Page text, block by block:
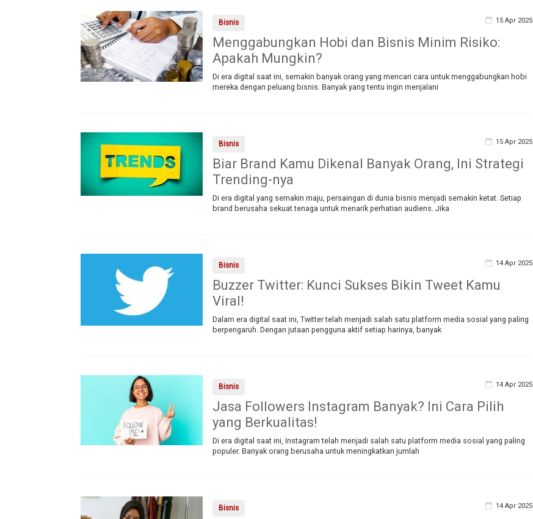
Bisnis 15 Apr 2025
Menggabungkan Hobi dan Bisnis Minim Risiko:
Apakah Mungkin?
Di era digital saat ini, semakin banyak orang yang mencari cara untuk menggabungkan hobi
mereka dengan peluang bisnis. Banyak yang tentu ingin menjalani
Bisnis 15 Apr 2025
Biar Brand Kamu Dikenal Banyak Orang, Ini Strategi
Trending-nya
Di era digital yang semakin maju, persaingan di dunia bisnis menjadi semakin ketat. Setiap
brand berusaha sekuat tenaga untuk menarik perhatian audiens. Jika
Bisnis 14 Apr 2025
Buzzer Twitter: Kunci Sukses Bikin Tweet Kamu
Viral!
Dalam era digital saat ini, Twitter telah menjadi salah satu platform media sosial yang paling
berpengaruh. Dengan jutaan pengguna aktif setiap harinya, banyak
Bisnis 14 Apr 2025
Jasa Followers Instagram Banyak? Ini Cara Pilih
yang Berkualitas!
Di era digital saat ini, Instagram telah menjadi salah satu platform media sosial yang paling
populer. Banyak orang berusaha untuk meningkatkan jumlah
Bisnis 14 Apr 2025